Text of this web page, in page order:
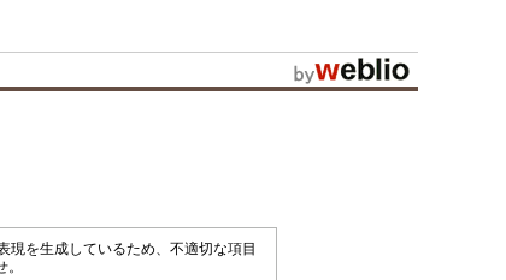
現を生成しているため、不適切な項目